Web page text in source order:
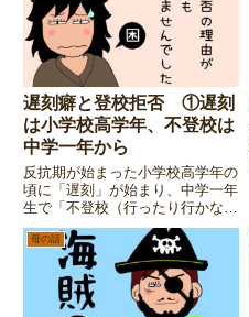
遅刻癖と登校拒否 ①遅刻
は小学校高学年、不登校は
中学一年から
反抗期が始まった小学校高学年の
頃に「遅刻」が始まり、中学一年
生で「不登校（行ったり行かなか
ったり）」が始まった私。今年
50歳になる私の『昔の話』を書
いてみようと思います。連載スタ
ート！
母の話